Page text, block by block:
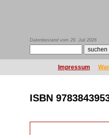
Datenbestand vom 29. Juli 2026
Impressum
ISBN